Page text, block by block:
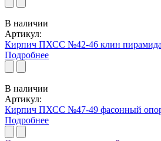
В наличии
Артикул:
Кирпич ПХСС №42-46 клин
Подробнее
В наличии
Артикул:
Кирпич ПХСС №47-49 фасонный
Подробнее